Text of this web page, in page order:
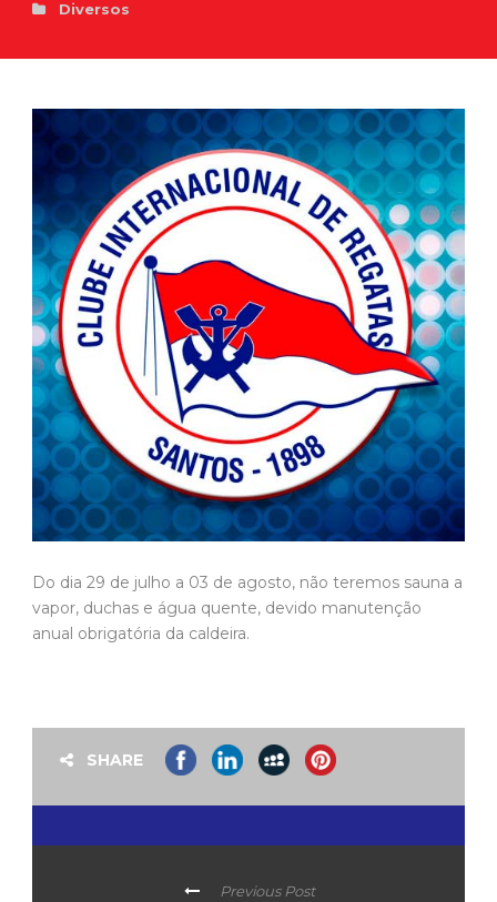
Diversos
Do dia 29 de julho a 03 de agosto, não teremos sauna a
vapor, duchas e água quente, devido manutenção
anual obrigatória da caldeira.
SHARE
Previous Post